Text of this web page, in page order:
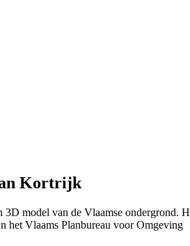
Kortrijk
model van de Vlaamse ondergrond.
het Vlaams Planbureau voor Omgeving